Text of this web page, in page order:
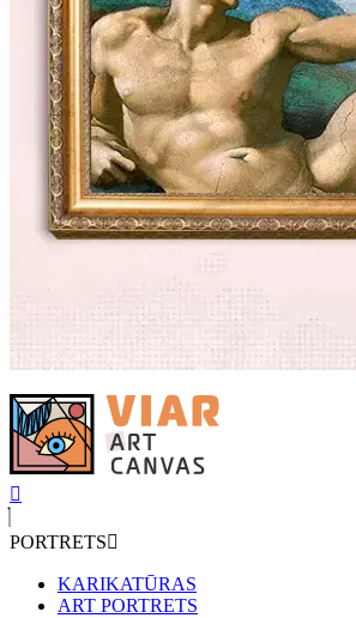
PORTRETS
KARIKATŪRAS
ART PORTRETS